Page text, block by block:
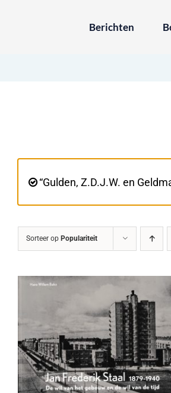
Berichten
“Gulden, Z.D.J.W. en
Sorteer op Populariteit